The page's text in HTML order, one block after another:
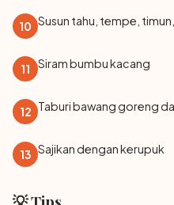
10 Susun tahu, tempe,
11 Siram bumbu kacang
12 Taburi bawang goreng
13 Sajikan dengan kerupuk